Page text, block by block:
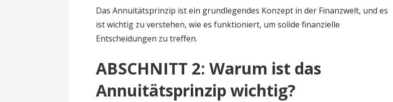
Das Annuitätsprinzip ist ein grundlegendes Konzept in der Finanzwelt, und es
ist wichtig zu verstehen, wie es funktioniert, um solide finanzielle
Entscheidungen zu treffen.
ABSCHNITT 2: Warum ist das
Annuitätsprinzip wichtig?